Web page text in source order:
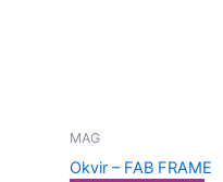
MAG
Okvir – FAB FRAME